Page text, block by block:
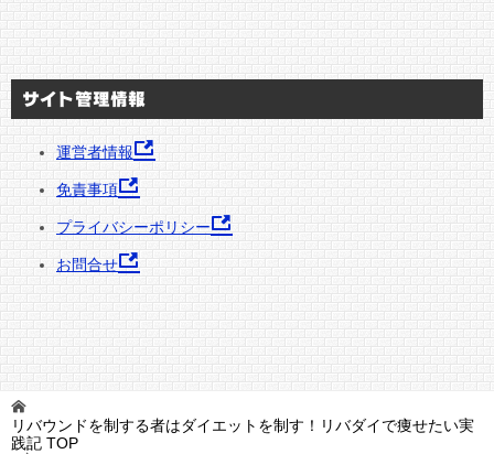
サイト管理情報
運営者情報
免責事項
プライバシーポリシー
お問合せ
リバウンドを制する者はダイエットを制す！リバダイで痩せたい実
践記 TOP